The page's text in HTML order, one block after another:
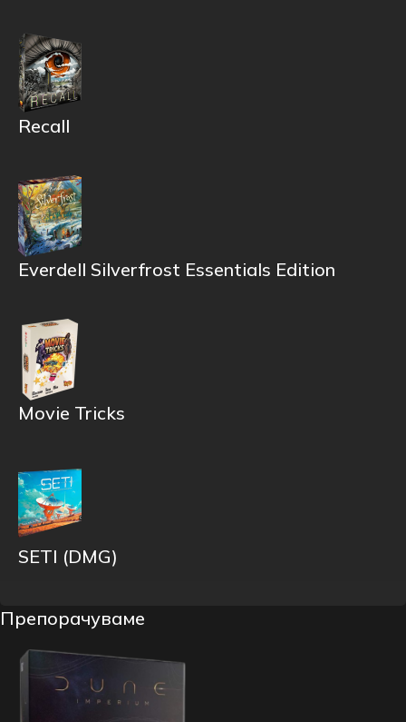
Recall
Everdell Silverfrost Essentials Edition
Movie Tricks
SETI (DMG)
Препорачуваме